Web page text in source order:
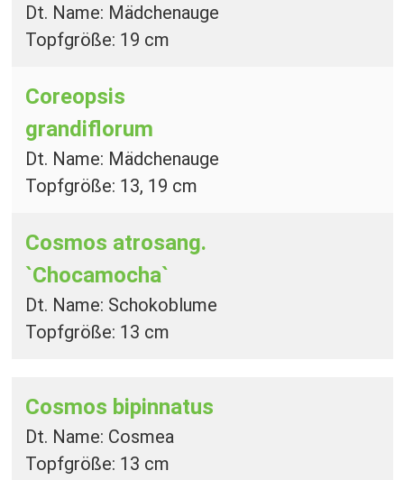
Dt. Name: Mädchenauge
Topfgröße: 19 cm
Coreopsis
grandiflorum
Dt. Name: Mädchenauge
Topfgröße: 13, 19 cm
Cosmos atrosang.
`Chocamocha`
Dt. Name: Schokoblume
Topfgröße: 13 cm
Cosmos bipinnatus
Dt. Name: Cosmea
Topfgröße: 13 cm